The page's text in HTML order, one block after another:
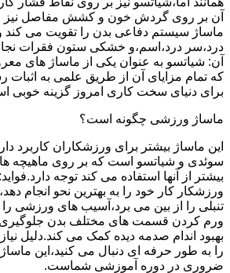
آن بر روی گردش خون و کشش مفاصل نیز
ماساژ سیستم دفاعی بدن را تقویت می کند
درد،سر درد،اسم،و خشکی ستون فقرات
آن: شیاتسو به عنوان یکی از ماساژ های
که تمام مزایای آن از طریق علمی به اثبات
برای دنیای سخت کاری امروز گزینه خوبی
ماساژ ورزشی چگونه است؟
این ماساژ بیشتر برای ورزشکاران کاربرد
سوئدی و شیاتسو است که بر روی ماهیچه
بیشتر از آنها استفاده می کند توجه
ورزشکار کار خود را به بهترین نحو انجام
تنبلی را از بین می برد،آسیب های ورزشی را
ورم کردن قسمت های مختلف بدن جلوگیری
بهبود اندام صدمه دیده کمک می کند.دلیل
را به طور حرفه ای دنبال می کنید،این
ضروری در دوره آموزشی شماست.